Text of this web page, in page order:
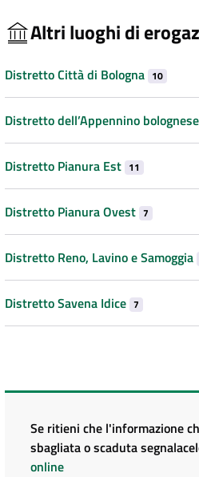
Altri luoghi di
Distretto Città di Bologna 10
Distretto dell’Appennino bolognese
Distretto Pianura Est 11
Distretto Pianura Ovest 7
Distretto Reno, Lavino e Samoggia
Distretto Savena Idice 7
Se ritieni che l'informazione
sbagliata o scaduta
online